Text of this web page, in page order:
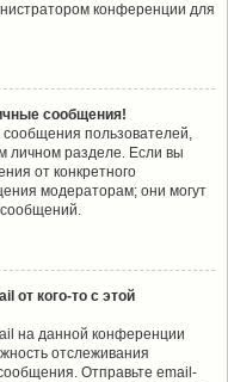
конференции для
сообщения!
пользователей,
личном разделе. Если вы
от конкретного
модераторам; они могут
сообщений.
от кого-то с этой
на данной конференции
отслеживания
Отправьте email-